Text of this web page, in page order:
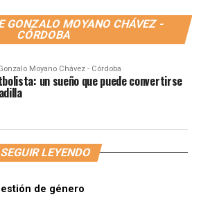
GONZALO MOYANO CHÁVEZ -
CÓRDOBA
Moyano Chávez - Córdoba
un sueño que puede convertirse
SEGUIR LEYENDO
de género